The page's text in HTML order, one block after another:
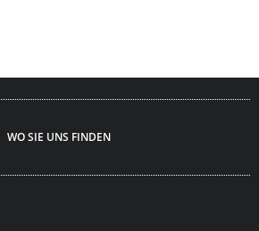
WO SIE UNS FINDEN